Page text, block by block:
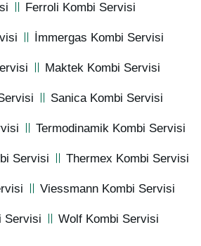
Ferroli Kombi Servisi
İmmergas Kombi Servisi
Maktek Kombi Servisi
Sanica Kombi Servisi
Termodinamik Kombi Servisi
Servisi Thermex Kombi Servisi
Viessmann Kombi Servisi
Servisi Wolf Kombi Servisi